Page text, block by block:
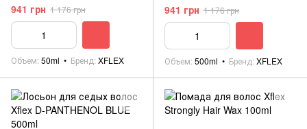
941 грн 1 176 грн
Объем 50ml Бренд XFLEX
941 грн 1 176 грн
Объем 500ml Бренд XFLEX